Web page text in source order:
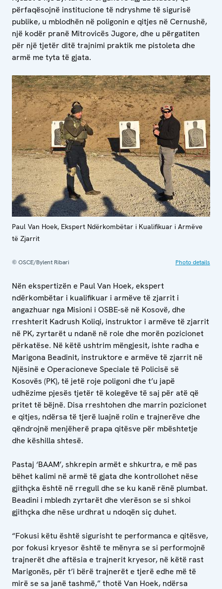
përfaqësojnë institucione të ndryshme të sigurisë
publike, u mblodhën në poligonin e qitjes në Cernushë,
një kodër pranë Mitrovicës Jugore, dhe u përgatiten
për një tjetër ditë trajnimi praktik me pistoleta dhe
armë me tyta të gjata.
Paul Van Hoek, Ekspert Ndërkombëtar i Kualifikuar i Armëve
të Zjarrit
© OSCE/Bylent Ribari Photo details
Nën ekspertizën e Paul Van Hoek, ekspert
ndërkombëtar i kualifikuar i armëve të zjarrit i
angazhuar nga Misioni i OSBE-së në Kosovë, dhe
rreshterit Kadrush Koliqi, instruktor i armëve të zjarrit
në PK, zyrtarët u ndanë në role dhe morën pozicionet
përkatëse. Në këtë ushtrim mëngjesit, ishte radha e
Marigona Beadinit, instruktore e armëve të zjarrit në
Njësinë e Operacioneve Speciale të Policisë së
Kosovës (PK), të jetë roje poligoni dhe t’u japë
udhëzime pjesës tjetër të kolegëve të saj për atë që
pritet të bëjnë. Disa rreshtohen dhe marrin pozicionet
e qitjes, ndërsa të tjerë luajnë rolin e trajnerëve dhe
qëndrojnë menjëherë prapa qitësve për mbështetje
dhe këshilla shtesë.
Pastaj ‘BAAM’, shkrepin armët e shkurtra, e më pas
bëhet kalimi në armë të gjata dhe kontrollohet nëse
gjithçka është në rregull dhe se ku kanë rënë plumbat.
Beadini i mbledh zyrtarët dhe vlerëson se si shkoi
gjithçka dhe nëse urdhrat u ndoqën siç duhet.
“Fokusi këtu është sigurisht te performanca e qitësve,
por fokusi kryesor është te mënyra se si performojnë
trajnerët dhe aftësia e trajnerit kryesor, në këtë rast
Marigonës, për t’i bërë trajnerët e tjerë edhe më të
mirë se sa janë tashmë,” thotë Van Hoek, ndërsa